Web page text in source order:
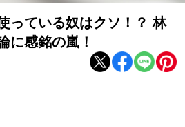
っている奴はクソ！？ 林
に感銘の嵐！